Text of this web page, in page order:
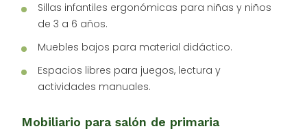
Sillas infantiles ergonómicas para niñas y niños
de 3 a 6 años.
Muebles bajos para material didáctico.
Espacios libres para juegos, lectura y
actividades manuales.
Mobiliario para salón de primaria